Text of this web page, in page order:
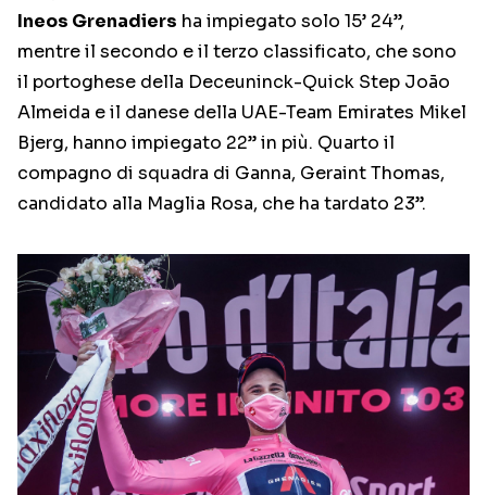
Ineos Grenadiers ha impiegato solo 15’ 24”,
mentre il secondo e il terzo classificato, che sono
il portoghese della Deceuninck-Quick Step João
Almeida e il danese della UAE-Team Emirates Mikel
Bjerg, hanno impiegato 22” in più. Quarto il
compagno di squadra di Ganna, Geraint Thomas,
candidato alla Maglia Rosa, che ha tardato 23”.